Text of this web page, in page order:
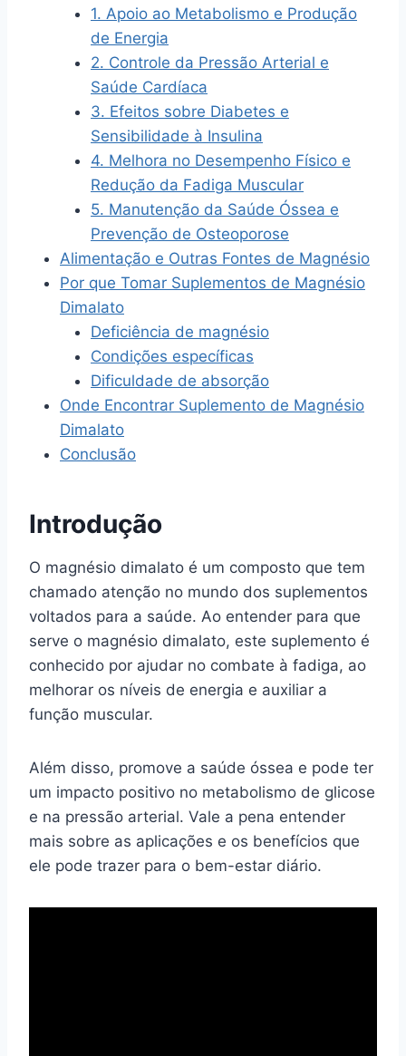
1. Apoio ao Metabolismo e Produção
de Energia
2. Controle da Pressão Arterial e
Saúde Cardíaca
3. Efeitos sobre Diabetes e
Sensibilidade à Insulina
4. Melhora no Desempenho Físico e
Redução da Fadiga Muscular
5. Manutenção da Saúde Óssea e
Prevenção de Osteoporose
Alimentação e Outras Fontes de Magnésio
Por que Tomar Suplementos de Magnésio
Dimalato
Deficiência de magnésio
Condições específicas
Dificuldade de absorção
Onde Encontrar Suplemento de Magnésio
Dimalato
Conclusão
Introdução
O magnésio dimalato é um composto que tem
chamado atenção no mundo dos suplementos
voltados para a saúde. Ao entender para que
serve o magnésio dimalato, este suplemento é
conhecido por ajudar no combate à fadiga, ao
melhorar os níveis de energia e auxiliar a
função muscular.
Além disso, promove a saúde óssea e pode ter
um impacto positivo no metabolismo de glicose
e na pressão arterial. Vale a pena entender
mais sobre as aplicações e os benefícios que
ele pode trazer para o bem-estar diário.